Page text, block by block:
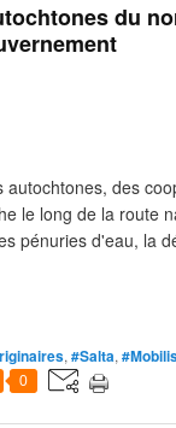
du
des
le long de la route
pénuries d'eau, la
, #Salta,
0